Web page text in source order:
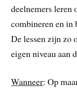
deelnemers leren
combineren en in
De lessen zijn zo
eigen niveau aan
Wanneer: Op